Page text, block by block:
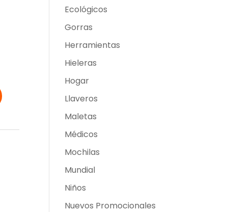
Ecológicos
Gorras
Herramientas
Hieleras
Hogar
Llaveros
Maletas
Médicos
Mochilas
Mundial
Niños
Nuevos Promocionales